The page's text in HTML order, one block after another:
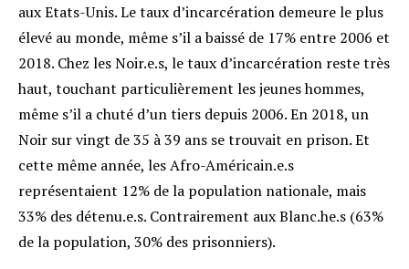
aux Etats-Unis. Le taux d’incarcération demeure le plus
élevé au monde, même s’il a baissé de 17% entre 2006 et
2018. Chez les Noir.e.s, le taux d’incarcération reste très
haut, touchant particulièrement les jeunes hommes,
même s’il a chuté d’un tiers depuis 2006. En 2018, un
Noir sur vingt de 35 à 39 ans se trouvait en prison. Et
cette même année, les Afro-Américain.e.s
représentaient 12% de la population nationale, mais
33% des détenu.e.s. Contrairement aux Blanc.he.s (63%
de la population, 30% des prisonniers).